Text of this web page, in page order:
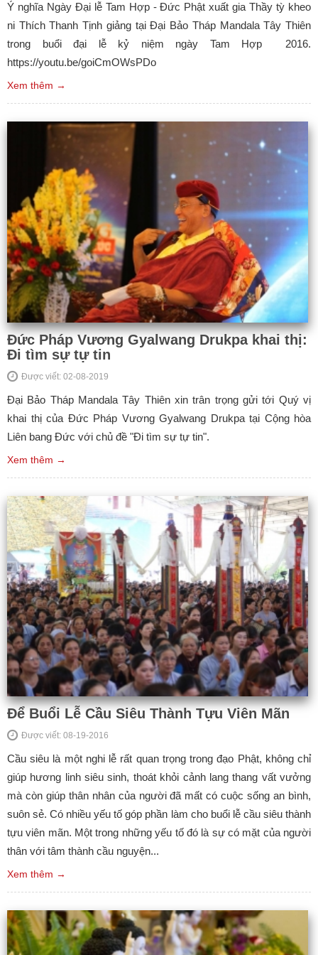
Ý nghĩa Ngày Đại lễ Tam Hợp - Đức Phật xuất gia Thầy tỳ kheo
ni Thích Thanh Tịnh giảng tại Đại Bảo Tháp Mandala Tây Thiên
trong buổi đại lễ kỷ niệm ngày Tam Hợp 2016.
https://youtu.be/goiCmOWsPDo
Xem thêm →
Đức Pháp Vương Gyalwang Drukpa khai thị:
Đi tìm sự tự tin
Được viết: 02-08-2019
Đại Bảo Tháp Mandala Tây Thiên xin trân trọng gửi tới Quý vị
khai thị của Đức Pháp Vương Gyalwang Drukpa tại Cộng hòa
Liên bang Đức với chủ đề "Đi tìm sự tự tin".
Xem thêm →
Để Buổi Lễ Cầu Siêu Thành Tựu Viên Mãn
Được viết: 08-19-2016
Cầu siêu là một nghi lễ rất quan trọng trong đạo Phật, không chỉ
giúp hương linh siêu sinh, thoát khỏi cảnh lang thang vất vưởng
mà còn giúp thân nhân của người đã mất có cuộc sống an bình,
suôn sẻ. Có nhiều yếu tố góp phần làm cho buổi lễ cầu siêu thành
tựu viên mãn. Một trong những yếu tố đó là sự có mặt của người
thân với tâm thành cầu nguyện...
Xem thêm →